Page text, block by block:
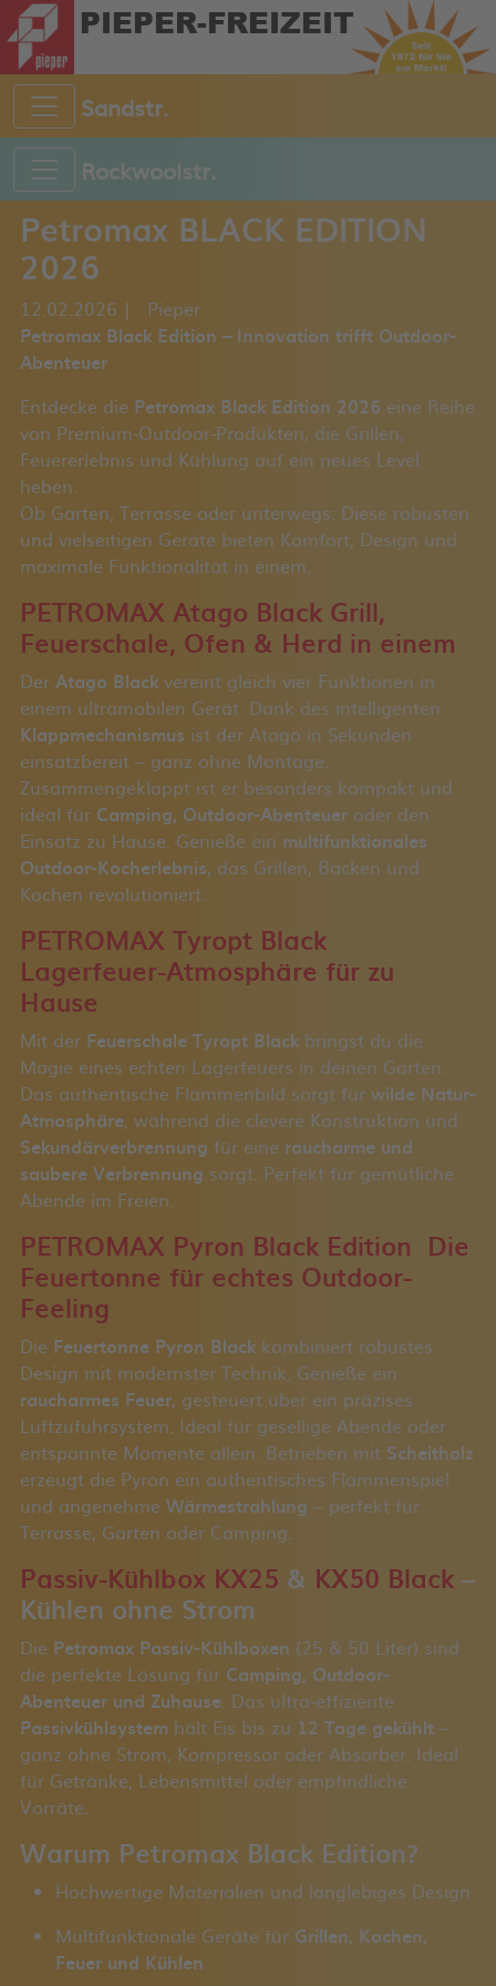
PIEPER-FREIZEIT
Sandstr.
Rockwoolstr.
Petromax BLACK EDITION
2026
12.02.2026 |
Pieper
Petromax Black Edition – Innovation trifft Outdoor-
Abenteuer
Entdecke die Petromax Black Edition 2026 eine Reihe
von Premium-Outdoor-Produkten, die Grillen,
Feuererlebnis und Kühlung auf ein neues Level
heben.
Ob Garten, Terrasse oder unterwegs: Diese robusten
und vielseitigen Geräte bieten Komfort, Design und
maximale Funktionalität in einem.
PETROMAX Atago Black Grill,
Feuerschale, Ofen & Herd in einem
Der Atago Blackvereint gleich vier Funktionen in
einem ultramobilen Gerät. Dank des intelligenten
Klappmechanismus ist der Atago in Sekunden
einsatzbereit – ganz ohne Montage.
Zusammengeklappt ist er besonders kompakt und
ideal für Camping, Outdoor-Abenteueroder den
Einsatz zu Hause. Genieße ein multifunktionales
Outdoor-Kocherlebnis, das Grillen, Backen und
Kochen revolutioniert.
PETROMAX Tyropt Black
Lagerfeuer-Atmosphäre für zu
Hause
Mit der Feuerschale Tyropt Blackbringst du die
Magie eines echten Lagerfeuers in deinen Garten.
Das authentische Flammenbild sorgt für wilde Natur-
Atmosphäre, während die clevere Konstruktion und
Sekundärverbrennung für eine raucharme und
saubere Verbrennung sorgt. Perfekt für gemütliche
Abende im Freien.
PETROMAX Pyron Black Edition Die
Feuertonne für echtes Outdoor-
Feeling
Die Feuertonne Pyron Blackkombiniert robustes
Design mit modernster Technik. Genieße ein
raucharmes Feuer, gesteuert über ein präzises
Luftzufuhrsystem. Ideal für gesellige Abende oder
entspannte Momente allein. Betrieben mit Scheitholz
erzeugt die Pyron ein authentisches Flammenspiel
und angenehme Wärmestrahlung – perfekt für
Terrasse, Garten oder Camping.
Passiv-Kühlbox KX25 & KX50 Black –
Kühlen ohne Strom
Die Petromax Passiv-Kühlboxen (25 & 50 Liter) sind
die perfekte Lösung für Camping, Outdoor-
Abenteuer und Zuhause. Das ultra-effiziente
Passivkühlsystem hält Eis bis zu 12 Tage gekühlt–
ganz ohne Strom, Kompressor oder Absorber. Ideal
für Getränke, Lebensmittel oder empfindliche
Vorräte.
Warum Petromax Black Edition?
Hochwertige Materialien und langlebiges Design
Multifunktionale Geräte für Grillen, Kochen,
Feuer und Kühlen